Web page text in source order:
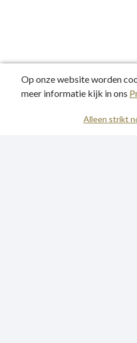
Op onze website worden
meer informatie kijk in ons
Alleen strikt